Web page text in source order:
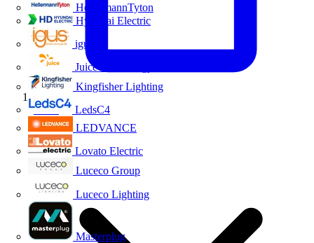
HellermannTyton
Hyundai Electric
igus
Juice Technology
Kingfisher Lighting
LedsC4
LEDVANCE
Lovato Electric
Luceco Group
Luceco Lighting
Masterplug
Inicio